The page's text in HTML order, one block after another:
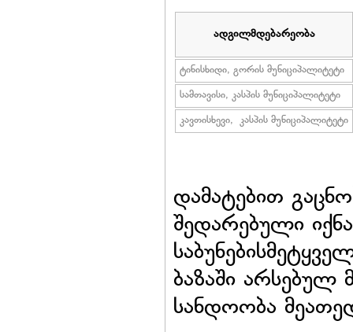
ადგილმდებარეობა
ტინისხიდი, გორის მუნიციპალიტეტი
სამთავისი, კასპის მუნიციპალიტეტი
კავთისხევი, კასპის მუნიციპალიტეტი
დამატებით
შედარებული
ბაზაში არსებულ
სანდოობა